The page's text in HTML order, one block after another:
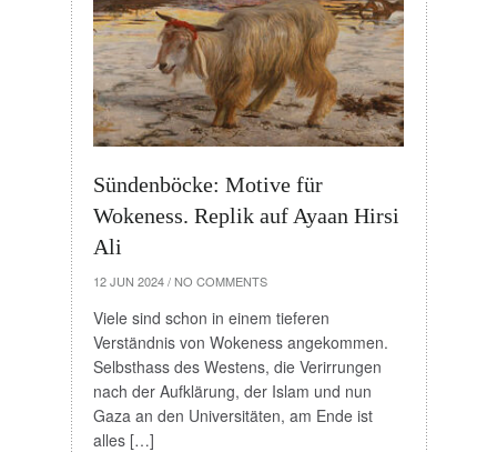
Sündenböcke: Motive für
Wokeness. Replik auf Ayaan Hirsi
Ali
12 JUN 2024 / NO COMMENTS
Viele sind schon in einem tieferen
Verständnis von Wokeness angekommen.
Selbsthass des Westens, die Verirrungen
nach der Aufklärung, der Islam und nun
Gaza an den Universitäten, am Ende ist
alles […]